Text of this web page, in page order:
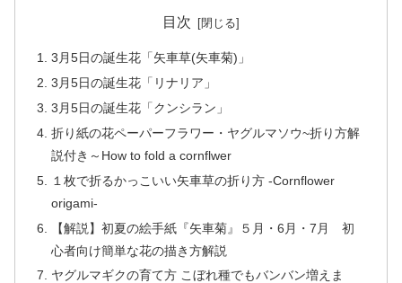
目次
3月5日の誕生花「矢車草(矢車菊)」
3月5日の誕生花「リナリア」
3月5日の誕生花「クンシラン」
折り紙の花ペーパーフラワー・ヤグルマソウ~折り方解
説付き～How to fold a cornflwer
１枚で折るかっこいい矢車草の折り方 -Cornflower
origami-
【解説】初夏の絵手紙『矢車菊』５月・6月・7月 初
心者向け簡単な花の描き方解説
ヤグルマギクの育て方 こぼれ種でもバンバン増えま